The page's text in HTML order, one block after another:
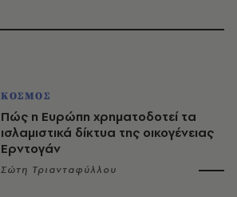
ΚΟΣΜΟΣ
Πώς η Ευρώπη χρηματοδοτεί τα
ισλαμιστικά δίκτυα της οικογένειας
Ερντογάν
Σώτη Τριανταφύλλου